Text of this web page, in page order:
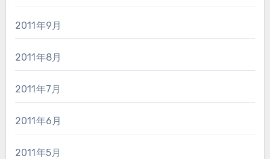
2011年9月
2011年8月
2011年7月
2011年6月
2011年5月